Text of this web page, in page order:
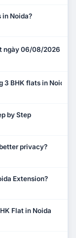
in Noida?
ngày 06/08/2026
BHK flats in Noida?
by Step
privacy?
Extension?
Flat in Noida